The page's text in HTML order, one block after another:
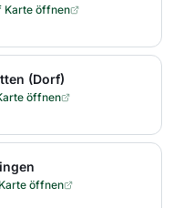
Karte öffnen
(Dorf)
öffnen
öffnen